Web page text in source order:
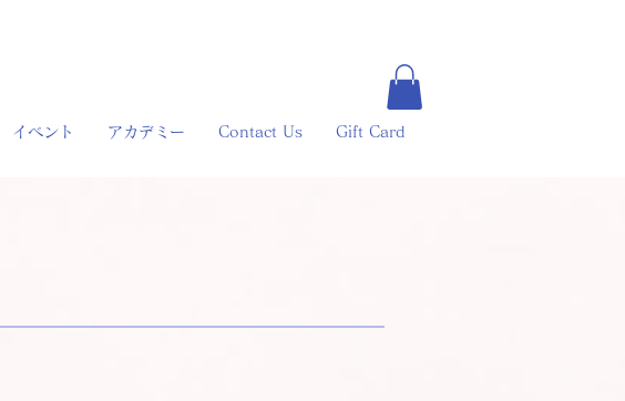
イベント アカデミー Contact Us Gift Card